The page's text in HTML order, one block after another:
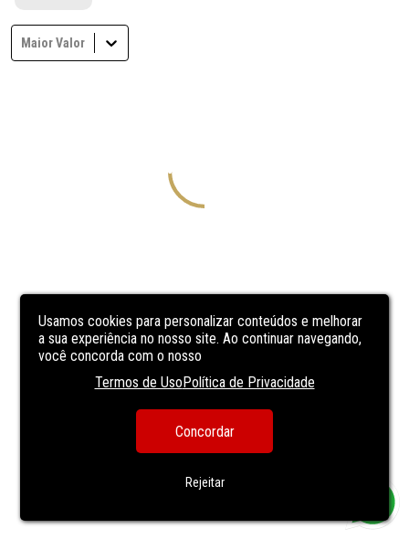
Usamos cookies para personalizar conteúdos e melhorar
a sua experiência no nosso site. Ao continuar navegando,
você concorda com o nosso
Termos de UsoPolítica de Privacidade
Concordar
Rejeitar
Maior Valor